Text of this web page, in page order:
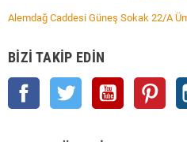
Alemdağ Caddesi Güneş Sokak 22/A
BIZI TAKIP EDIN
Facebook Twitter YouTube